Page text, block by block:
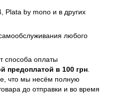
Plata by mono и в других
любого
способа оплаты
предоплатой в 100 грн.
что мы несём полную
до отправки и во время